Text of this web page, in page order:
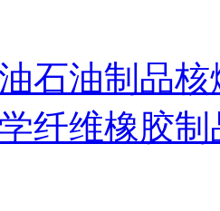
石油制品核
纤维橡胶制